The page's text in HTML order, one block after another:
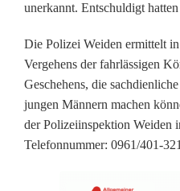
i
t
B
a
s
unerkannt. Entschuldigt
Die Polizei Weiden ermittelt
Vergehens der fahrlässigen
Geschehens, die
jungen Männern machen
der Polizeiinspektion Weiden
Telefonnummer: 0961/401-